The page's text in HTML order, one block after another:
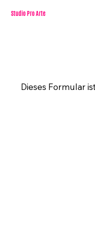
Studio Pro Arte
Dieses Formular